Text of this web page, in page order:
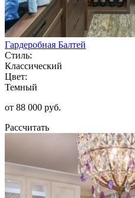
Гардеробная Балтей
Стиль:
Классический
Цвет:
Темный
от 88 000 руб.
Рассчитать